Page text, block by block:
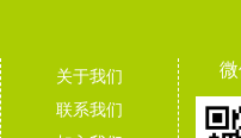
关于我们
联系我们